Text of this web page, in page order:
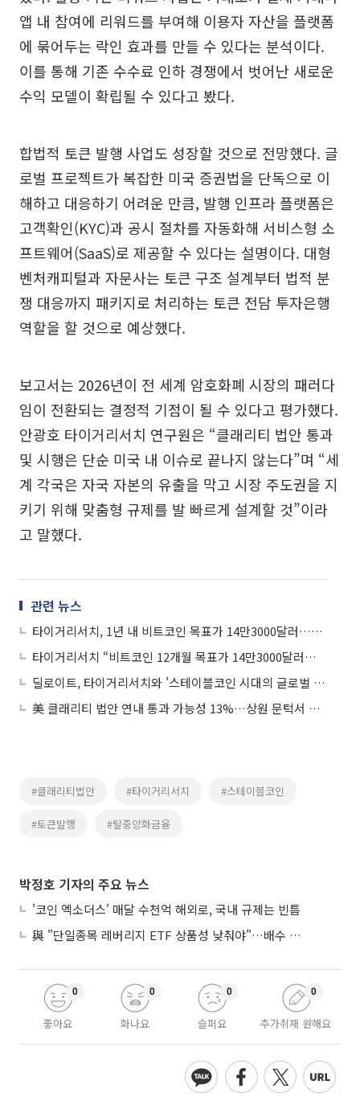
앱 내 참여에 리워드를 부여해 이용자 자산을 플랫폼
에 묶어두는 락인 효과를 만들 수 있다는 분석이다.
이를 통해 기존 수수료 인하 경쟁에서 벗어난 새로운
수익 모델이 확립될 수 있다고 봤다.
합법적 토큰 발행 사업도 성장할 것으로 전망했다. 글
로벌 프로젝트가 복잡한 미국 증권법을 단독으로 이
해하고 대응하기 어려운 만큼, 발행 인프라 플랫폼은
고객확인(KYC)과 공시 절차를 자동화해 서비스형 소
프트웨어(SaaS)로 제공할 수 있다는 설명이다. 대형
벤처캐피털과 자문사는 토큰 구조 설계부터 법적 분
쟁 대응까지 패키지로 처리하는 토큰 전담 투자은행
역할을 할 것으로 예상했다.
보고서는 2026년이 전 세계 암호화폐 시장의 패러다
임이 전환되는 결정적 기점이 될 수 있다고 평가했다.
안광호 타이거리서치 연구원은 “클래리티 법안 통과
및 시행은 단순 미국 내 이슈로 끝나지 않는다”며 “세
계 각국은 자국 자본의 유출을 막고 시장 주도권을 지
키기 위해 맞춤형 규제를 발 빠르게 설계할 것”이라
고 말했다.
관련 뉴스
타이거리서치, 1년 내 비트코인 목표가 14만3000달러…상승여력 103%
타이거리서치 “비트코인 12개월 목표가 14만3000달러…상승 여력 2배”
딜로이트, 타이거리서치와 '스테이블코인 시대의 글로벌 사업전략' 서밋 공동 개최
美 클래리티 법안 연내 통과 가능성 13%…상원 문턱서 제동
#클래리티법안 #타이거리서치 #스테이블코인
#토큰발행 #탈중앙화금융
박정호 기자의 주요 뉴스
'코인 엑소더스' 매달 수천억 해외로, 국내 규제는 빈틈
與 "단일종목 레버리지 ETF 상품성 낮춰야"…배수 조정안도 거론
좋아요
0
화나요
0
슬퍼요
0
추가취재 원해요
0